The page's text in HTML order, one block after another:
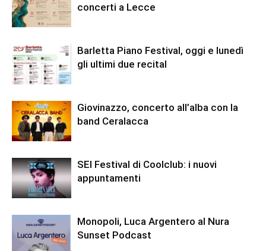
concerti a Lecce
Barletta Piano Festival, oggi e lunedì
gli ultimi due recital
Giovinazzo, concerto all’alba con la
band Ceralacca
SEI Festival di Coolclub: i nuovi
appuntamenti
Monopoli, Luca Argentero al Nura
Sunset Podcast